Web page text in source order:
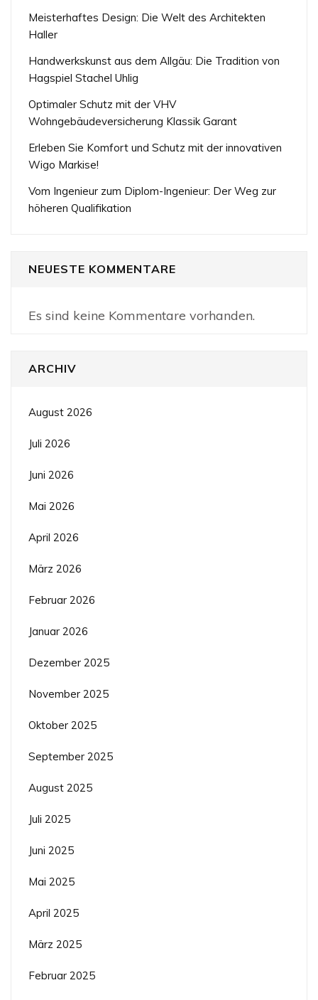
Meisterhaftes Design: Die Welt des Architekten
Haller
Handwerkskunst aus dem Allgäu: Die Tradition von
Hagspiel Stachel Uhlig
Optimaler Schutz mit der VHV
Wohngebäudeversicherung Klassik Garant
Erleben Sie Komfort und Schutz mit der innovativen
Wigo Markise!
Vom Ingenieur zum Diplom-Ingenieur: Der Weg zur
höheren Qualifikation
NEUESTE KOMMENTARE
Es sind keine Kommentare vorhanden.
ARCHIV
August 2026
Juli 2026
Juni 2026
Mai 2026
April 2026
März 2026
Februar 2026
Januar 2026
Dezember 2025
November 2025
Oktober 2025
September 2025
August 2025
Juli 2025
Juni 2025
Mai 2025
April 2025
März 2025
Februar 2025